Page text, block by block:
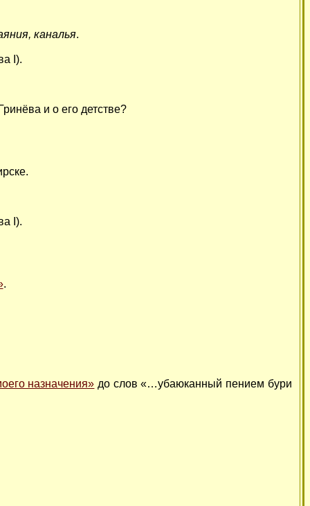
каналья.
I).
и о его детстве?
I).
.
назначения» до слов «…убаюканный пением бури